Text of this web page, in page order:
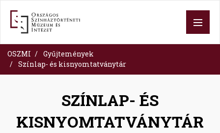
tartalomra
OSZMI
Gyűjtemények
Színlap- és kisnyomtatványtár
SZÍNLAP- ÉS
KISNYOMTATVÁNYTÁR